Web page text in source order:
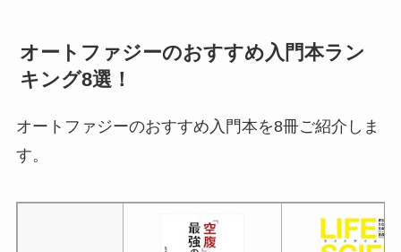
オートファジーのおすすめ入門本ラン
キング8選！
オートファジーのおすすめ入門本を8冊ご紹介しま
す。